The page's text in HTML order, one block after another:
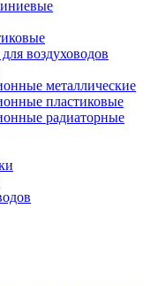
воздуховодов
металлические
пластиковые
радиаторные